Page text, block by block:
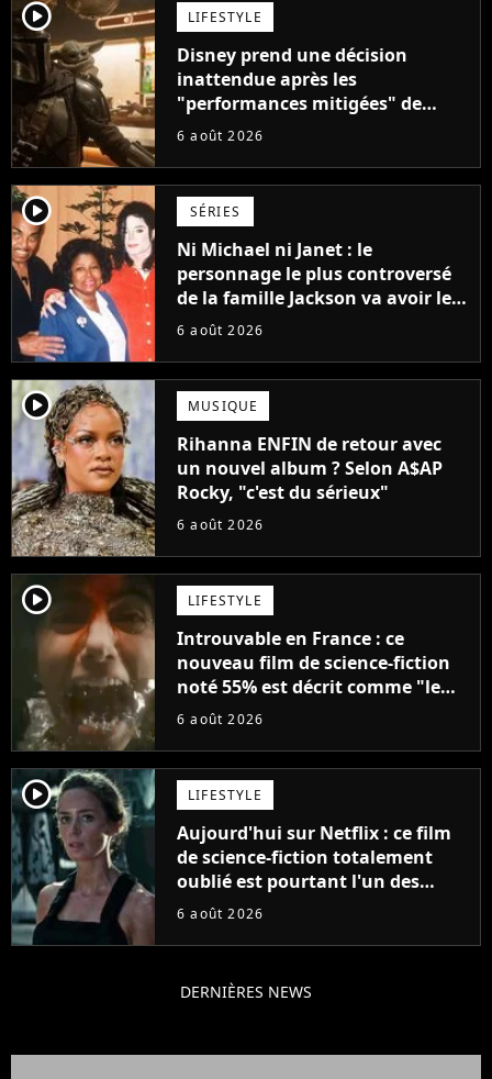
player2 LIFESTYLE
Disney prend une décision
inattendue après les
"performances mitigées" de
Vaiana et The Mandalorian &
6 août 2026
player2 SÉRIES
Ni Michael ni Janet : le
personnage le plus controversé
de la famille Jackson va avoir le
droit à sa propre série
6 août 2026
player2 MUSIQUE
Rihanna ENFIN de retour avec
un nouvel album ? Selon A$AP
Rocky, "c'est du sérieux"
6 août 2026
player2 LIFESTYLE
Introuvable en France : ce
nouveau film de science-fiction
noté 55% est décrit comme "le
plus stupide de l'année"
6 août 2026
player2 LIFESTYLE
Aujourd'hui sur Netflix : ce film
de science-fiction totalement
oublié est pourtant l'un des
meilleurs des années 2010
6 août 2026
DERNIÈRES NEWS